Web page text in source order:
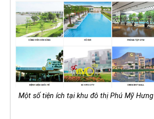
Một số tiện ích tại khu đô thị Phú Mỹ Hưng